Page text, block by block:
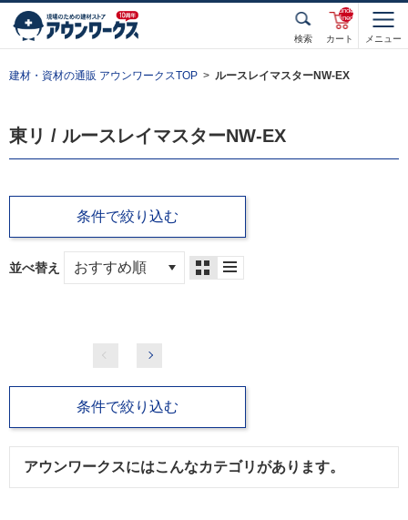
検索 カート
unde
fined
メニュー
建材・資材の通販 アウンワークスTOP ルースレイマスターNW-EX
東リ / ルースレイマスターNW-EX
条件で絞り込む
並べ替え
条件で絞り込む
アウンワークスにはこんなカテゴリがあります。